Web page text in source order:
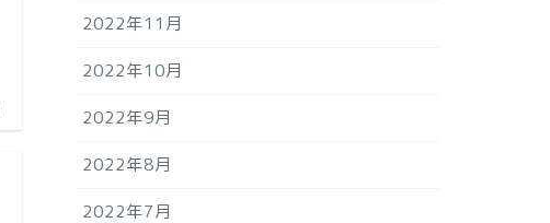
2022年11月
2022年10月
2022年9月
2022年8月
2022年7月